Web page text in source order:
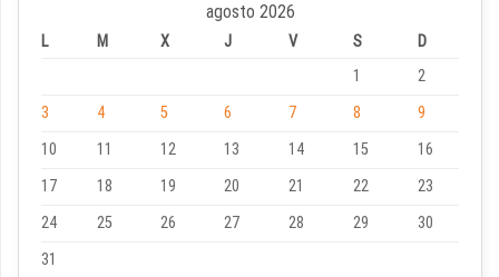
agosto 2026
L M X J V S
D
1
2
3
4 5 6 7 8
9
10
11 12 13 14 15
16
17
18 19 20 21 22
23
24
25 26 27 28 29
30
31